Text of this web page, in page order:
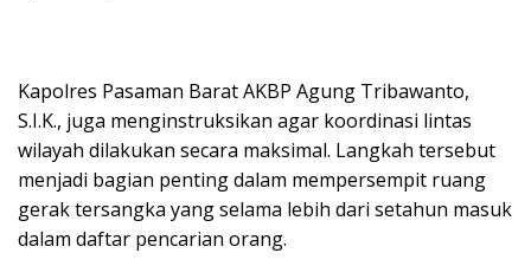
Kapolres Pasaman Barat AKBP Agung Tribawanto,
S.I.K., juga menginstruksikan agar koordinasi lintas
wilayah dilakukan secara maksimal. Langkah tersebut
menjadi bagian penting dalam mempersempit ruang
gerak tersangka yang selama lebih dari setahun masuk
dalam daftar pencarian orang.